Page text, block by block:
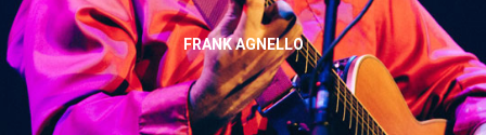
FRANK AGNELLO